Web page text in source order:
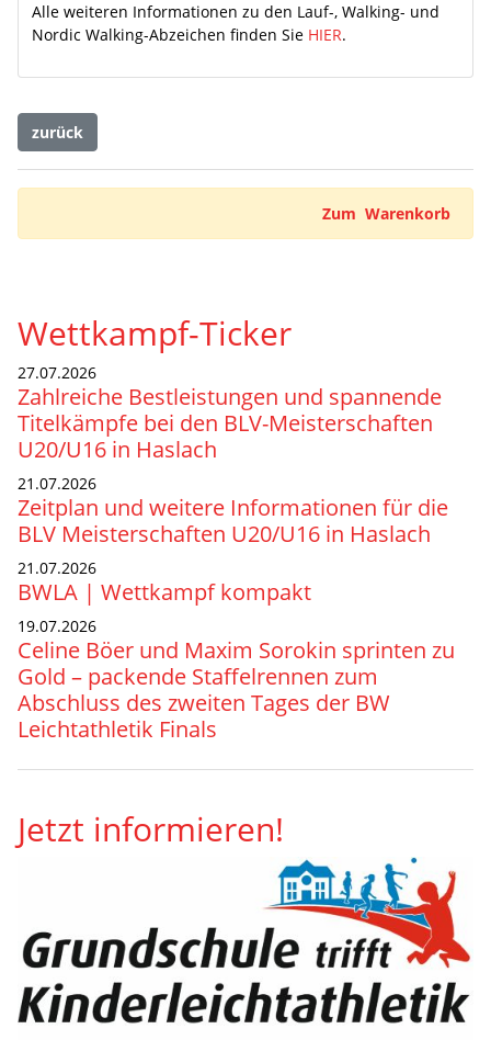
Alle weiteren Informationen zu den Lauf-, Walking- und
Nordic Walking-Abzeichen finden Sie HIER.
zurück
Zum Warenkorb
Wettkampf-Ticker
27.07.2026
Zahlreiche Bestleistungen und spannende
Titelkämpfe bei den BLV-Meisterschaften
U20/U16 in Haslach
21.07.2026
Zeitplan und weitere Informationen für die
BLV Meisterschaften U20/U16 in Haslach
21.07.2026
BWLA | Wettkampf kompakt
19.07.2026
Celine Böer und Maxim Sorokin sprinten zu
Gold – packende Staffelrennen zum
Abschluss des zweiten Tages der BW
Leichtathletik Finals
Jetzt informieren!